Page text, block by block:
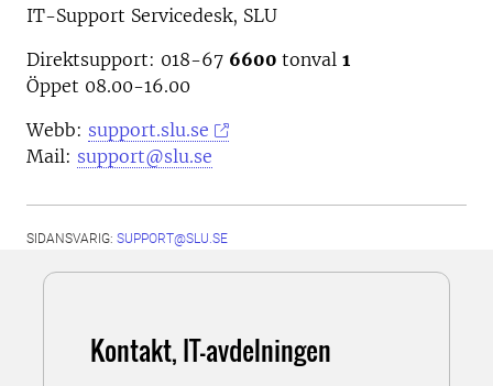
IT-Support Servicedesk, SLU
Direktsupport: 018-67 6600 tonval 1
Öppet 08.00-16.00
Webb: support.slu.se
Mail: support@slu.se
SIDANSVARIG: SUPPORT@SLU.SE
Kontakt, IT-avdelningen